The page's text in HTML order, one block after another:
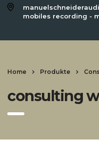
mobiles recording -
Home Produkte
consulting